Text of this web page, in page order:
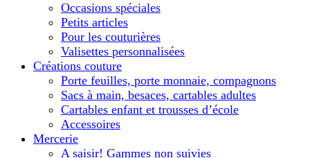
Occasions spéciales
Petits articles
Pour les couturières
Valisettes personnalisées
Créations couture
Porte feuilles, porte monnaie, compagnons
Sacs à main, besaces, cartables adultes
Cartables enfant et trousses d’école
Accessoires
Mercerie
A saisir! Gammes non suivies